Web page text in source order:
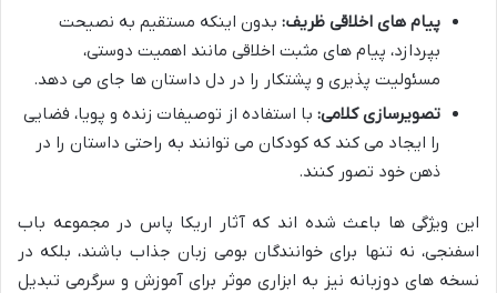
پیام های اخلاقی ظریف: بدون اینکه مستقیم به نصیحت
بپردازد، پیام های مثبت اخلاقی مانند اهمیت دوستی،
مسئولیت پذیری و پشتکار را در دل داستان ها جای می دهد.
تصویرسازی کلامی: با استفاده از توصیفات زنده و پویا، فضایی
را ایجاد می کند که کودکان می توانند به راحتی داستان را در
ذهن خود تصور کنند.
این ویژگی ها باعث شده اند که آثار اریکا پاس در مجموعه باب
اسفنجی، نه تنها برای خوانندگان بومی زبان جذاب باشند، بلکه در
نسخه های دوزبانه نیز به ابزاری موثر برای آموزش و سرگرمی تبدیل